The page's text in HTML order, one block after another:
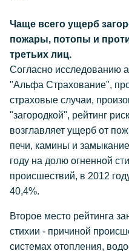
Чаще всего ущерб
пожары, потопы и
третьих лиц.
Согласно исследованию
"Альфа Страхование",
страховые случаи,
"загородкой", рейтинг
возглавляет ущерб от
печи, камины и
году на долю огненной
происшествий, в 2012
40,4%.
Второе место рейтинга
стихии - причиной
системах отопления,